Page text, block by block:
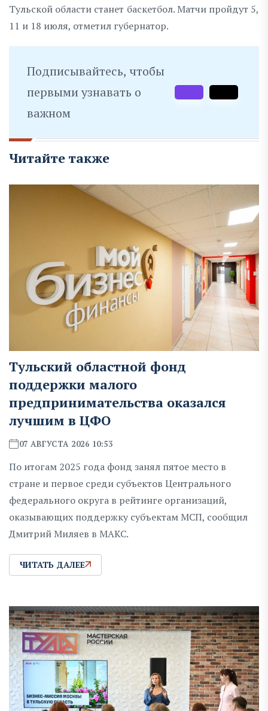
Тульской области станет баскетбол. Матчи пройдут 5,
11 и 18 июля, отметил губернатор.
Подписывайтесь, чтобы
первыми узнавать о
важном
Читайте также
Тульский областной фонд
поддержки малого
предпринимательства оказался
лучшим в ЦФО
07 АВГУСТА 2026 10:53
По итогам 2025 года фонд занял пятое место в
стране и первое среди субъектов Центрального
федерального округа в рейтинге организаций,
оказывающих поддержку субъектам МСП, сообщил
Дмитрий Миляев в MAKC.
ЧИТАТЬ ДАЛЕЕ